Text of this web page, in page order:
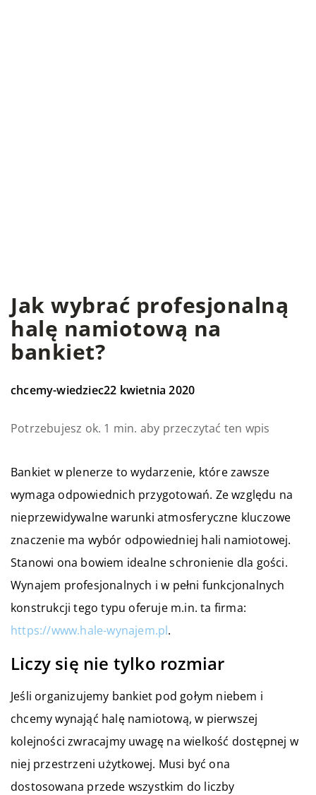
Jak wybrać profesjonalną
halę namiotową na
bankiet?
chcemy-wiedziec22 kwietnia 2020
Potrzebujesz ok. 1 min. aby przeczytać ten wpis
Bankiet w plenerze to wydarzenie, które zawsze
wymaga odpowiednich przygotowań. Ze względu na
nieprzewidywalne warunki atmosferyczne kluczowe
znaczenie ma wybór odpowiedniej hali namiotowej.
Stanowi ona bowiem idealne schronienie dla gości.
Wynajem profesjonalnych i w pełni funkcjonalnych
konstrukcji tego typu oferuje m.in. ta firma:
https://www.hale-wynajem.pl.
Liczy się nie tylko rozmiar
Jeśli organizujemy bankiet pod gołym niebem i
chcemy wynająć halę namiotową, w pierwszej
kolejności zwracajmy uwagę na wielkość dostępnej w
niej przestrzeni użytkowej. Musi być ona
dostosowana przede wszystkim do liczby